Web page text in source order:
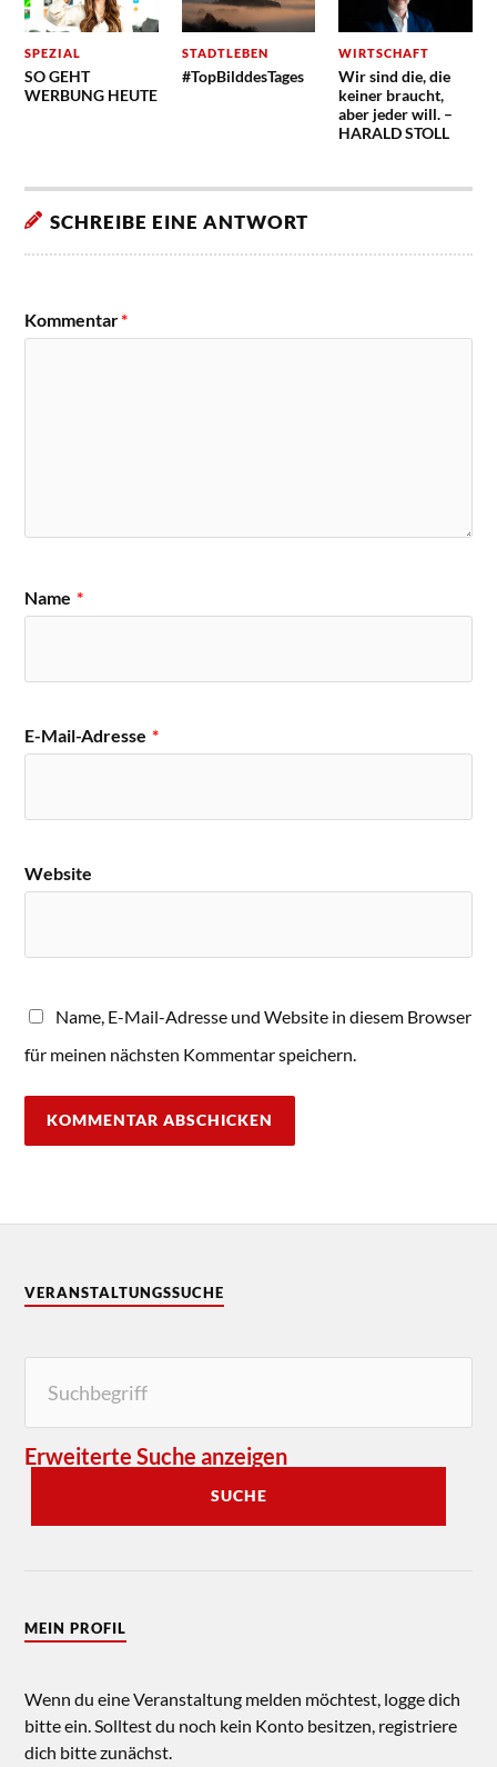
SPEZIAL
SO GEHT
WERBUNG HEUTE
STADTLEBEN
#TopBilddesTages
WIRTSCHAFT
Wir sind die, die
keiner braucht,
aber jeder will. –
HARALD STOLL
SCHREIBE EINE ANTWORT
Kommentar*
Name *
E-Mail-Adresse *
Website
Name, E-Mail-Adresse und Website in diesem Browser
für meinen nächsten Kommentar speichern.
VERANSTALTUNGSSUCHE
Erweiterte Suche anzeigen
SUCHE
MEIN PROFIL
Wenn du eine Veranstaltung melden möchtest, logge dich
bitte ein. Solltest du noch kein Konto besitzen, registriere
dich bitte zunächst.